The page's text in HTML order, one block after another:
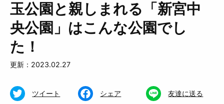
おいしい お知らせ
玉公園と親しまれる「新宮中
央公園」はこんな公園でし
た！
更新：2023.02.27
ツイート シェア 友達に送る